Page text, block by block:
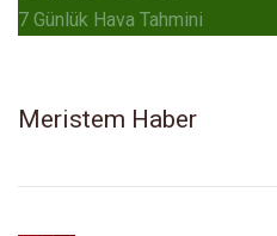
7 Günlük Hava Tahmini
Meristem Haber